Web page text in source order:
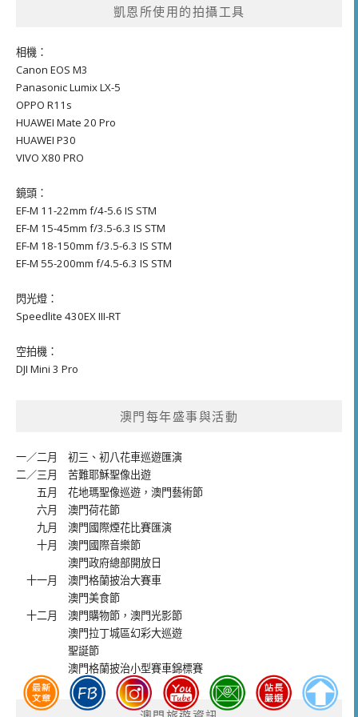
凱恩所使用的拍攝工具
相機：
Canon EOS M3
Panasonic Lumix LX-5
OPPO R11s
HUAWEI Mate 20 Pro
HUAWEI P30
VIVO X80 PRO
鏡頭：
EF-M 11-22mm f/4-5.6 IS STM
EF-M 15-45mm f/3.5-6.3 IS STM
EF-M 18-150mm f/3.5-6.3 IS STM
EF-M 55-200mm f/4.5-6.3 IS STM
閃光燈：
Speedlite 430EX III-RT
空拍機：
DJI Mini 3 Pro
澳門每年盛事與活動
一／二月 初三、初八花車巡遊匯演
二／三月 苦難耶穌聖像出遊
五月 花地瑪聖像巡遊 ， 澳門藝術節
六月 澳門荷花節
九月 澳門國際煙花比賽匯演
十月 澳門國際音樂節
澳門政府總部開放日
十一月 澳門格蘭披治大賽車
澳門美食節
十二月 澳門購物節 ， 澳門光影節
澳門拉丁城區幻彩大巡遊
聖誕節
澳門格蘭披治小型賽車錦標賽